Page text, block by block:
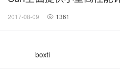
2017-08-09 1361
boxti